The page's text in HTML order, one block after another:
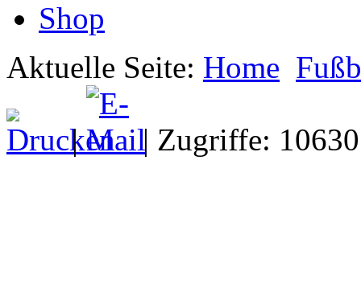
Shop
Aktuelle Seite: Home
| | Zugriffe: 10630